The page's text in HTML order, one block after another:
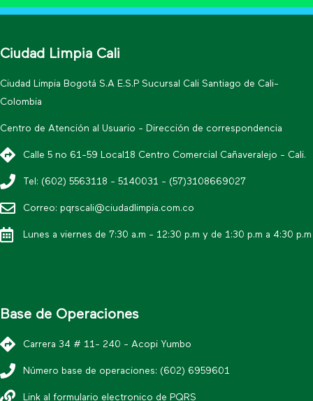
Ciudad Limpia Cali
Ciudad Limpia Bogotá S.A E.S.P Sucursal Cali Santiago de Cali-
Colombia
Centro de Atención al Usuario - Dirección de correspondencia
Calle 5 no 61-59 Local18 Centro Comercial Cañaveralejo - Cali.
Tel: (602) 5563118 - 5140031 - (57)3108669027
Correo: pqrscali@ciudadlimpia.com.co
Lunes a viernes de 7:30 a.m - 12:30 p.m y de 1:30 p.m a 4:30 p.m
Base de Operaciones
Carrera 34 # 11- 240 - Acopi Yumbo
Número base de operaciones: (602) 6959601
Link al formulario electronico de PQRS